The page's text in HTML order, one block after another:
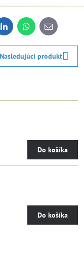
LinkedInWhatsApp
E-
mail
Nasledujúci produkt
Do košíka
Do košíka